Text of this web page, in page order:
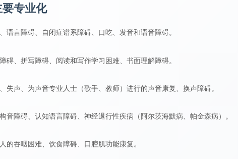
专业化
语言障碍、自闭症谱系障碍、口吃、发音和语音障碍。
碍、拼写障碍、阅读和写作学习困难、书面理解障碍。
失声、为声音专业人士（歌手、教师）进行的声音康复、换声障碍。
音障碍、认知语言障碍、神经退行性疾病（阿尔茨海默病、帕金森病）。
的吞咽困难、饮食障碍、口腔肌功能康复。